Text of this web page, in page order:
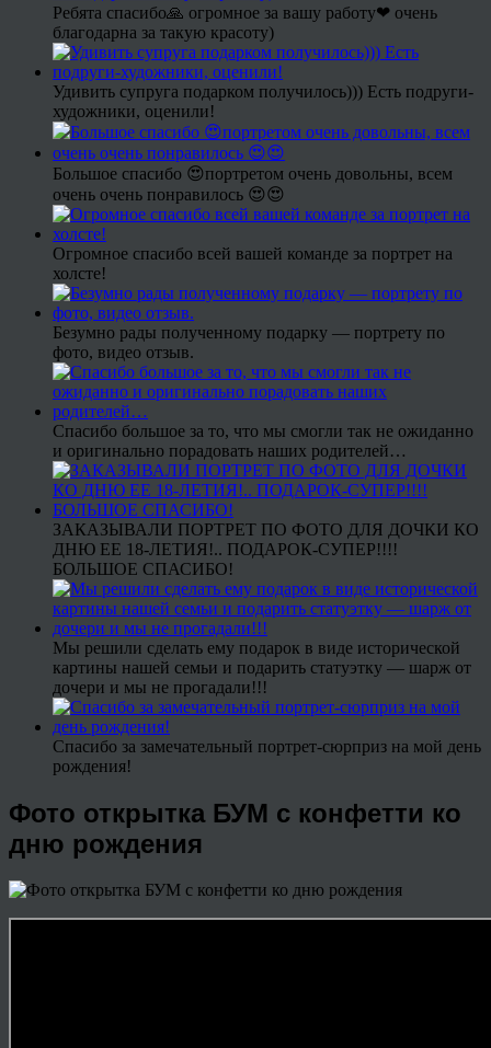
Ребята спасибо🙏 огромное за вашу работу❤ очень
благодарна за такую красоту)
Удивить супруга подарком получилось))) Есть подруги-
художники, оценили!
Большое спасибо 😍портретом очень довольны, всем
очень очень понравилось 😍😍
Огромное спасибо всей вашей команде за портрет на
холсте!
Безумно рады полученному подарку — портрету по
фото, видео отзыв.
Спасибо большое за то, что мы смогли так не ожиданно
и оригинально порадовать наших родителей…
ЗАКАЗЫВАЛИ ПОРТРЕТ ПО ФОТО ДЛЯ ДОЧКИ КО
ДНЮ ЕЕ 18-ЛЕТИЯ!.. ПОДАРОК-СУПЕР!!!!
БОЛЬШОЕ СПАСИБО!
Мы решили сделать ему подарок в виде исторической
картины нашей семьи и подарить статуэтку — шарж от
дочери и мы не прогадали!!!
Спасибо за замечательный портрет-сюрприз на мой день
рождения!
Фото открытка БУМ с конфетти ко
дню рождения